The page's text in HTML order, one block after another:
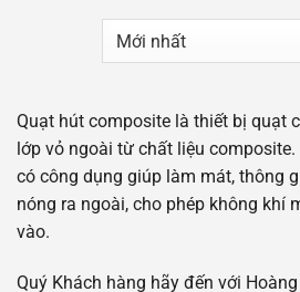
Quạt hút composite là thiết bị quạt
lớp vỏ ngoài từ chất liệu
có công dụng giúp làm mát, thông
nóng ra ngoài, cho phép không khí
vào.
Quý Khách hàng hãy đến với